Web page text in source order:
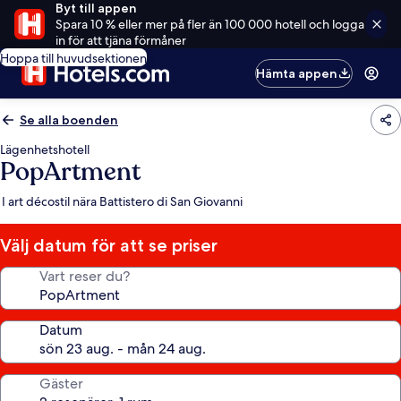
Byt till appen
Spara 10 % eller mer på fler än 100 000 hotell och logga
in för att tjäna förmåner
Hoppa till huvudsektionen
Hämta appen
Se alla boenden
Lägenhetshotell
PopArtment
I art décostil nära Battistero di San Giovanni
Välj datum för att se priser
Vart reser du?
Datum
Gäster